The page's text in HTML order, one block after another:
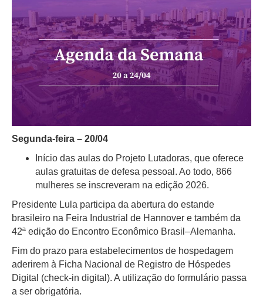
Segunda-feira – 20/04
Início das aulas do Projeto Lutadoras, que oferece
aulas gratuitas de defesa pessoal. Ao todo, 866
mulheres se inscreveram na edição 2026.
Presidente Lula participa da abertura do estande
brasileiro na Feira Industrial de Hannover e também da
42ª edição do Encontro Econômico Brasil–Alemanha.
Fim do prazo para estabelecimentos de hospedagem
aderirem à Ficha Nacional de Registro de Hóspedes
Digital (check-in digital). A utilização do formulário passa
a ser obrigatória.